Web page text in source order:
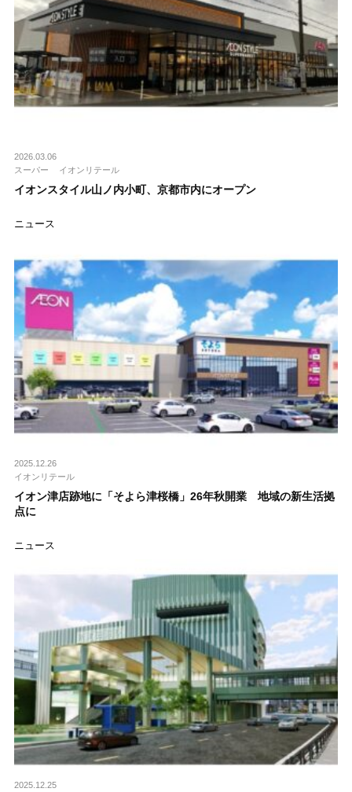
2026.03.06
スーパー
イオンリテール
イオンスタイル山ノ内小町、京都市内にオープン
ニュース
2025.12.26
イオンリテール
イオン津店跡地に「そよら津桜橋」26年秋開業 地域の新生活拠
点に
ニュース
2025.12.25